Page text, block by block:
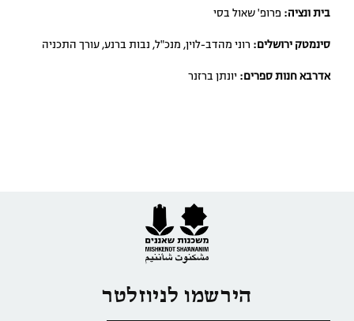
בית ונציה: פרופ' שאול בסי
סינמטק ירושלים: רוני מהדב-לוין, מנכ"ל, נבות ברנע, עורך התכניה
אדרבא חנות ספרים: יונתן ברזנר
הירשמו לניוזלטר